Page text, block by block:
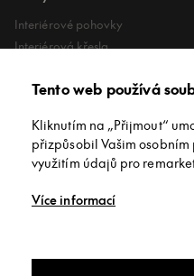
Interiérové pohovky
Interiérová křesla
Lehátka
Exteriérové pufy
O společnosti
Tento web používá
Kliknutím na „Přijmout“
přizpůsobil Vašim
využitím údajů pro
Více informací